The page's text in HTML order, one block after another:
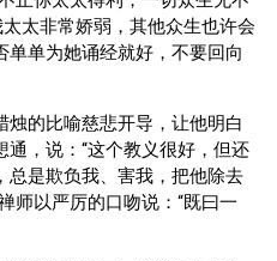
太非常娇弱，其他众生也许会
单为她诵经就好，不要回向
的比喻慈悲开导，让他明白
，说：“这个教义很好，但还
总是欺负我、害我，把他除去
师以严厉的口吻说：“既曰一